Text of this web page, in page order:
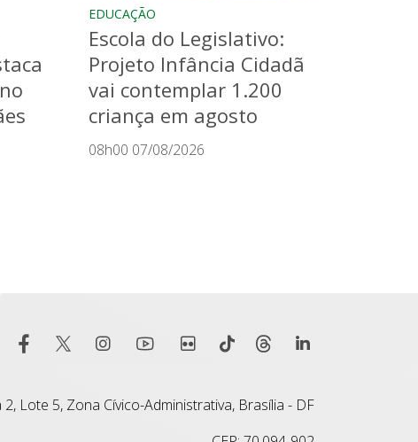
EDUCAÇÃO
Escola do Legislativo:
Projeto Infância Cidadã
vai contemplar 1.200
criança em agosto
08h00 07/08/2026
Lote 5, Zona Cívico-Administrativa, Brasília - DF